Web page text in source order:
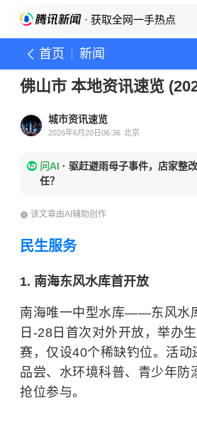
· 获取全网一手热点
首页 新闻
佛山市 本地资讯速览
城市资讯速览
2026年6月20日06:36 北京
问AI · 驱赶避雨母子事件，店家整
任？
该文章由AI辅助创作
民生服务
1. 南海东风水库首开放
南海唯一中型水库——东风水
日-28日首次对外开放，举办
赛，仅设40个稀缺钓位。活动
品尝、水环境科普、青少年防
抢位参与。